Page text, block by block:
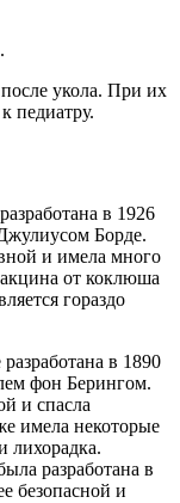
укола. При их
педиатру.
в 1926
Борде.
и имела много
от коклюша
гораздо
в 1890
фон Берингом.
и спасла
имела некоторые
лихорадка.
разработана в
безопасной и